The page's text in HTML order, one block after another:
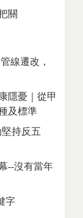
關
線遷改，
隱憂｜從甲
及標準
持反五
--沒有當年
字